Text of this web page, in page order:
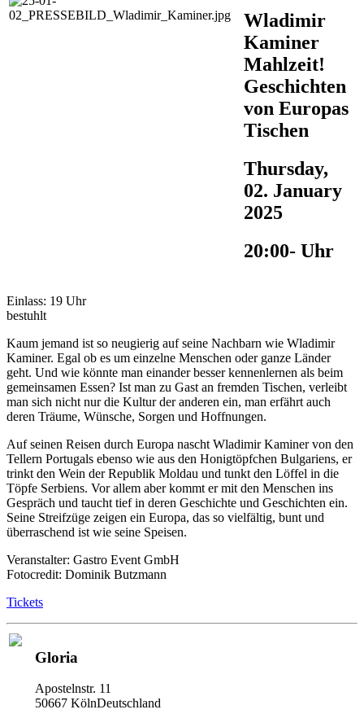
Wladimir
Kaminer
Mahlzeit!
Geschichten
von Europas
Tischen
Thursday,
02. January
2025
20:00- Uhr
Einlass: 19 Uhr
bestuhlt
Kaum jemand ist so neugierig auf seine Nachbarn wie Wladimir
Kaminer. Egal ob es um einzelne Menschen oder ganze Länder
geht. Und wie könnte man einander besser kennenlernen als beim
gemeinsamen Essen? Ist man zu Gast an fremden Tischen, verleibt
man sich nicht nur die Kultur der anderen ein, man erfährt auch
deren Träume, Wünsche, Sorgen und Hoffnungen.
Auf seinen Reisen durch Europa nascht Wladimir Kaminer von den
Tellern Portugals ebenso wie aus den Honigtöpfchen Bulgariens, er
trinkt den Wein der Republik Moldau und tunkt den Löffel in die
Töpfe Serbiens. Vor allem aber kommt er mit den Menschen ins
Gespräch und taucht tief in deren Geschichte und Geschichten ein.
Seine Streifzüge zeigen ein Europa, das so vielfältig, bunt und
überraschend ist wie seine Speisen.
Veranstalter: Gastro Event GmbH
Fotocredit: Dominik Butzmann
Tickets
Gloria
Apostelnstr. 11
50667 KölnDeutschland